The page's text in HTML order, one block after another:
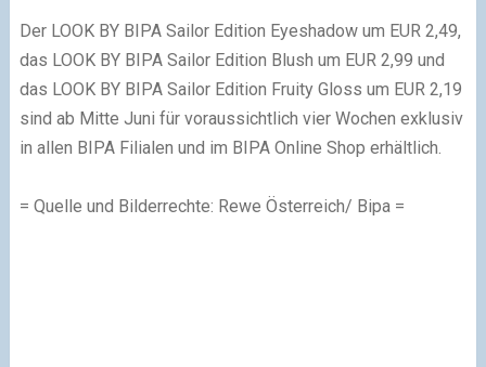
Der LOOK BY BIPA Sailor Edition Eyeshadow um EUR 2,49,
das LOOK BY BIPA Sailor Edition Blush um EUR 2,99 und
das LOOK BY BIPA Sailor Edition Fruity Gloss um EUR 2,19
sind ab Mitte Juni für voraussichtlich vier Wochen exklusiv
in allen BIPA Filialen und im BIPA Online Shop erhältlich.
= Quelle und Bilderrechte: Rewe Österreich/ Bipa =